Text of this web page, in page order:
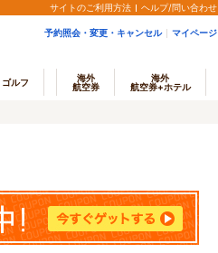
サイトのご利用方法 ヘルプ/問い合わせ
予約照会・変更・キャンセル マイページ
ゴルフ
海外
航空券
海外
航空券+ホテル